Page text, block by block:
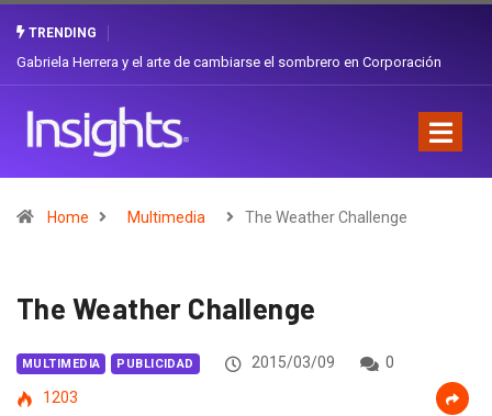
TRENDING
¿Cambiar de agencia mejora una marca? La discusión que atraviesa a
Home Multimedia The Weather Challenge
The Weather Challenge
MULTIMEDIA PUBLICIDAD 2015/03/09
0
1203